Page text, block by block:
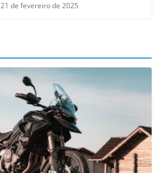
21 de fevereiro de 2025